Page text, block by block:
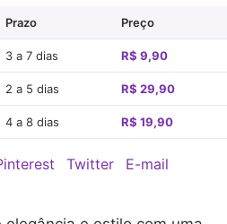
Prazo Preço
3 a 7 dias R$ 9,90
2 a 5 dias R$ 29,90
4 a 8 dias R$ 19,90
Twitter E-mail